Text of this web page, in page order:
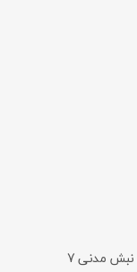
نبش مدنی 7